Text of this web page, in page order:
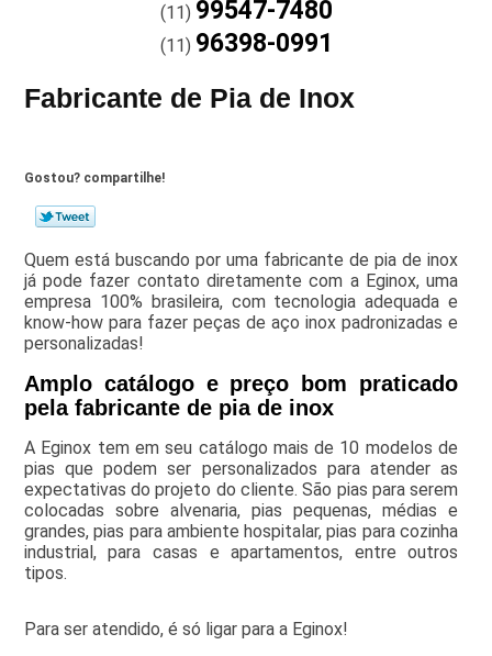
(11) 99547-7480
(11) 96398-0991
Fabricante de Pia de Inox
Gostou? compartilhe!
Quem está buscando por uma fabricante de pia de inox
já pode fazer contato diretamente com a Eginox, uma
empresa 100% brasileira, com tecnologia adequada e
know-how para fazer peças de aço inox padronizadas e
personalizadas!
Amplo catálogo e preço bom praticado
pela fabricante de pia de inox
A Eginox tem em seu catálogo mais de 10 modelos de
pias que podem ser personalizados para atender as
expectativas do projeto do cliente. São pias para serem
colocadas sobre alvenaria, pias pequenas, médias e
grandes, pias para ambiente hospitalar, pias para cozinha
industrial, para casas e apartamentos, entre outros
tipos.
Para ser atendido, é só ligar para a Eginox!